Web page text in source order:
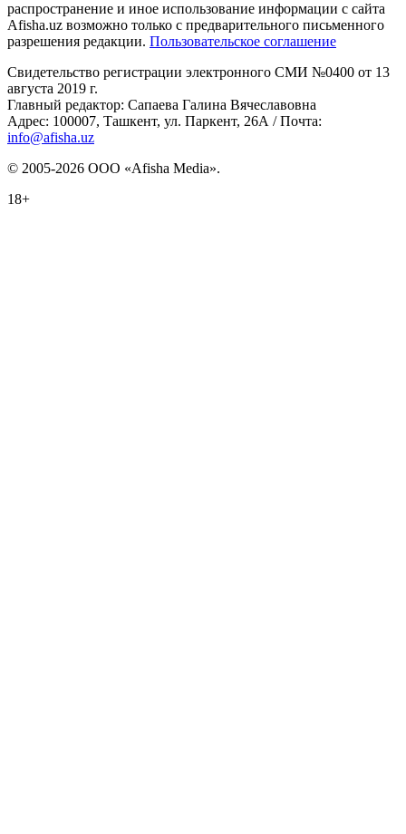
распространение и иное использование информации с сайта
Afisha.uz возможно только с предварительного письменного
разрешения редакции. Пользовательское соглашение
Свидетельство регистрации электронного СМИ №0400 от 13
августа 2019 г.
Главный редактор: Сапаева Галина Вячеславовна
Адрес: 100007, Ташкент, ул. Паркент, 26А / Почта:
info@afisha.uz
© 2005-2026 ООО «Afisha Media».
18+